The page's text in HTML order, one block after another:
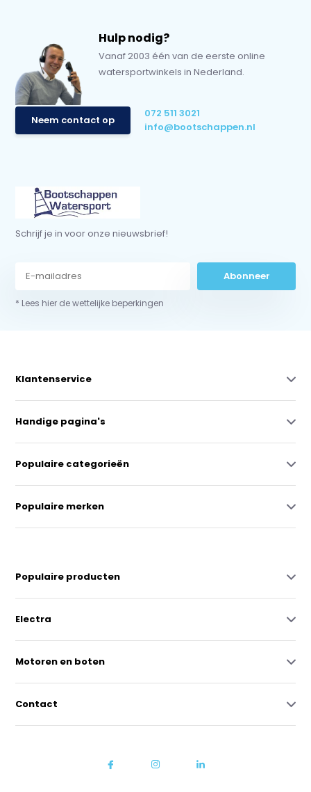
Hulp nodig?
Vanaf 2003 één van de eerste online
watersportwinkels in Nederland.
Neem contact op
072 511 3021
info@bootschappen.nl
Schrijf je in voor onze nieuwsbrief!
Abonneer
* Lees hier de wettelijke beperkingen
Klantenservice
Handige pagina's
Populaire categorieën
Populaire merken
Populaire producten
Electra
Motoren en boten
Contact